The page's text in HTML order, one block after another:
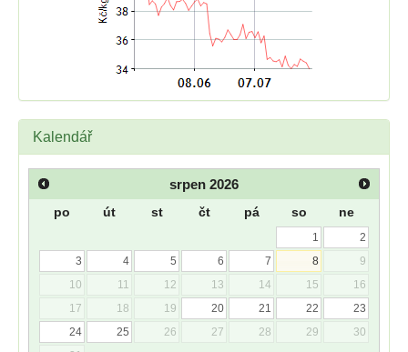
Kalendář
srpen 2026
po út st čt pá so ne
1
2
3
4 5 6 7 8
9
10
11 12 13 14 15
16
17
18 19 20 21 22
23
24
25 26 27 28 29
30